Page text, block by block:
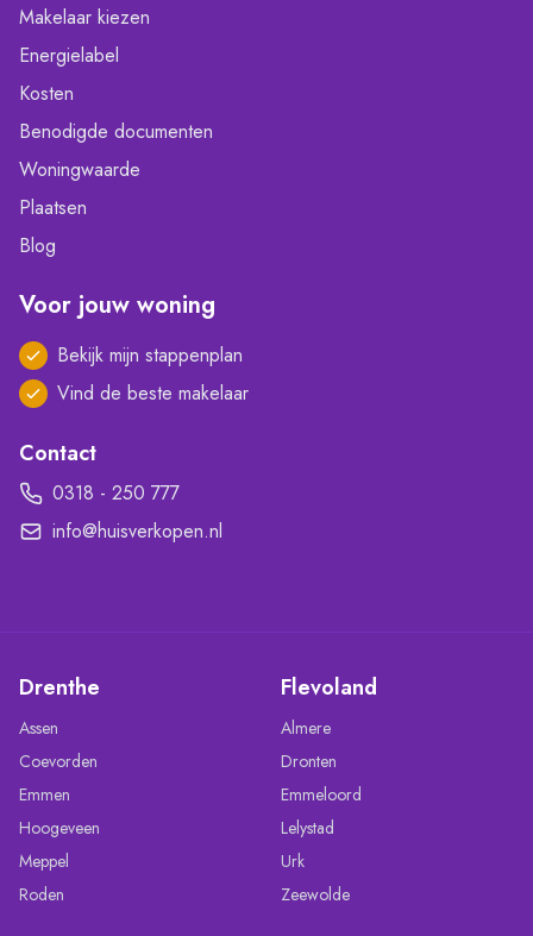
Makelaar kiezen
Energielabel
Kosten
Benodigde documenten
Woningwaarde
Plaatsen
Blog
Voor jouw woning
Bekijk mijn stappenplan
Vind de beste makelaar
Contact
0318 - 250 777
info@huisverkopen.nl
Drenthe
Assen
Coevorden
Emmen
Hoogeveen
Meppel
Roden
Flevoland
Almere
Dronten
Emmeloord
Lelystad
Urk
Zeewolde